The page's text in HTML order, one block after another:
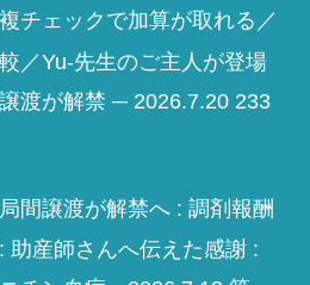
チェックで加算が取れる／
／Yu-先生のご主人が登場
渡が解禁 ─ 2026.7.20 233
間譲渡が解禁へ : 調剤報酬
助産師さんへ伝えた感謝 :